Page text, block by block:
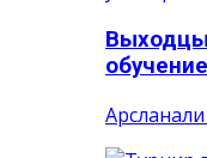
Выходцы